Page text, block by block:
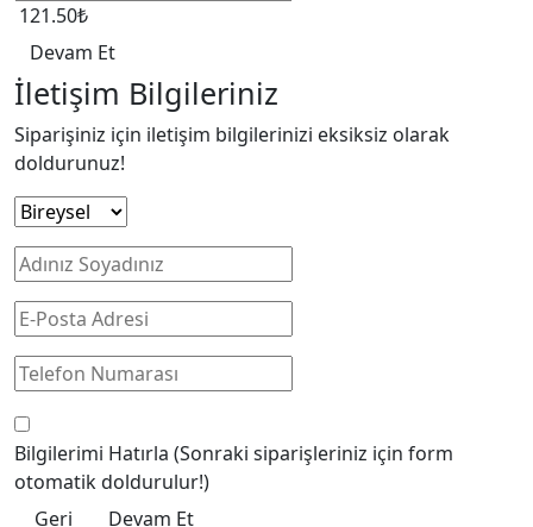
121.50₺
Devam Et
İletişim Bilgileriniz
Siparişiniz için iletişim bilgilerinizi eksiksiz olarak
doldurunuz!
Bilgilerimi Hatırla (Sonraki siparişleriniz için form
otomatik doldurulur!)
Geri
Devam Et